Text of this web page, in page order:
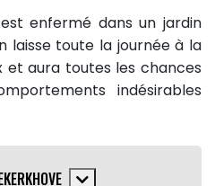
enfermé dans un jardin
laisse toute la journée à la
et aura toutes les chances
indésirables